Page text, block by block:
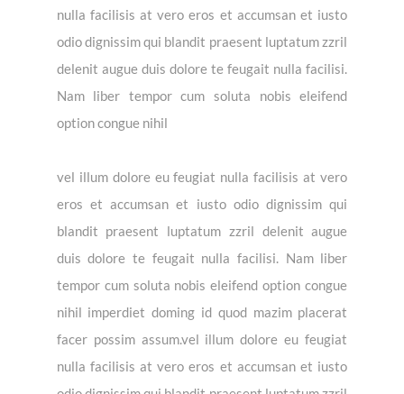
nulla facilisis at vero eros et accumsan et iusto
odio dignissim qui blandit praesent luptatum zzril
delenit augue duis dolore te feugait nulla facilisi.
Nam liber tempor cum soluta nobis eleifend
option congue nihil
vel illum dolore eu feugiat nulla facilisis at vero
eros et accumsan et iusto odio dignissim qui
blandit praesent luptatum zzril delenit augue
duis dolore te feugait nulla facilisi. Nam liber
tempor cum soluta nobis eleifend option congue
nihil imperdiet doming id quod mazim placerat
facer possim assum.vel illum dolore eu feugiat
nulla facilisis at vero eros et accumsan et iusto